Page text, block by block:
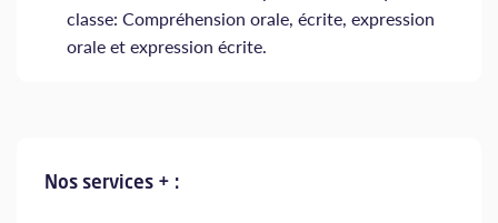
classe: Compréhension orale, écrite, expression
orale et expression écrite.
Nos services + :